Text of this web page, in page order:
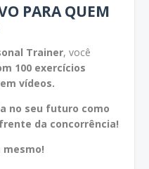
PARA QUEM
Trainer, você
100 exercícios
vídeos.
no seu futuro como
da concorrência!
mesmo!